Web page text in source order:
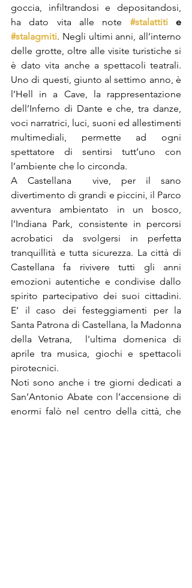
goccia, infiltrandosi e depositandosi,
ha dato vita alle note
#stalattiti
#stalagmiti. Negli ultimi anni, all’interno
delle grotte, oltre alle visite turistiche si
è dato vita anche a spettacoli teatrali.
Uno di questi, giunto al settimo anno, è
l’Hell in a Cave, la rappresentazione
dell’Inferno di Dante e che, tra danze,
voci narratrici, luci, suoni ed allestimenti
multimediali, permette ad ogni
spettatore di sentirsi tutt’uno con
l’ambiente che lo circonda.
A Castellana  vive, per il sano
divertimento di grandi e piccini, il Parco
avventura ambientato in un bosco,
l’Indiana Park, consistente in percorsi
acrobatici da svolgersi in perfetta
tranquillità e tutta sicurezza. La città di
Castellana fa rivivere tutti gli anni
emozioni autentiche e condivise dallo
spirito partecipativo dei suoi cittadini.
E’ il caso dei festeggiamenti per la
Santa Patrona di Castellana, la Madonna
della Vetrana,  l'ultima domenica di
aprile tra musica, giochi e spettacoli
pirotecnici.
Noti sono anche i tre giorni dedicati a
San’Antonio Abate con l’accensione di
enormi falò nel centro della città, che